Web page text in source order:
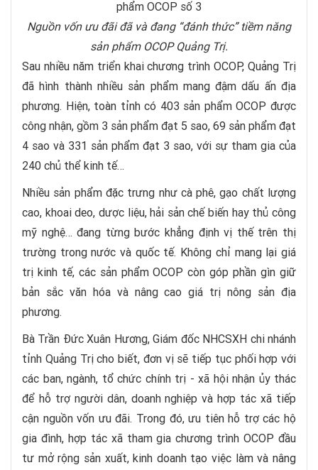
Nguồn vốn ưu đãi đã và đang “đánh thức” tiềm năng
sản phẩm OCOP Quảng Trị.
Sau nhiều năm triển khai chương trình OCOP, Quảng Trị
đã hình thành nhiều sản phẩm mang đậm dấu ấn địa
phương. Hiện, toàn tỉnh có 403 sản phẩm OCOP được
công nhận, gồm 3 sản phẩm đạt 5 sao, 69 sản phẩm đạt
4 sao và 331 sản phẩm đạt 3 sao, với sự tham gia của
240 chủ thể kinh tế…
Nhiều sản phẩm đặc trưng như cà phê, gạo chất lượng
cao, khoai deo, dược liệu, hải sản chế biến hay thủ công
mỹ nghệ… đang từng bước khẳng định vị thế trên thị
trường trong nước và quốc tế. Không chỉ mang lại giá
trị kinh tế, các sản phẩm OCOP còn góp phần gìn giữ
bản sắc văn hóa và nâng cao giá trị nông sản địa
phương.
Bà Trần Đức Xuân Hương, Giám đốc NHCSXH chi nhánh
tỉnh Quảng Trị cho biết, đơn vị sẽ tiếp tục phối hợp với
các ban, ngành, tổ chức chính trị - xã hội nhận ủy thác
để hỗ trợ người dân, doanh nghiệp và hợp tác xã tiếp
cận nguồn vốn ưu đãi. Trong đó, ưu tiên hỗ trợ các hộ
gia đình, hợp tác xã tham gia chương trình OCOP đầu
tư mở rộng sản xuất, kinh doanh tạo việc làm và nâng